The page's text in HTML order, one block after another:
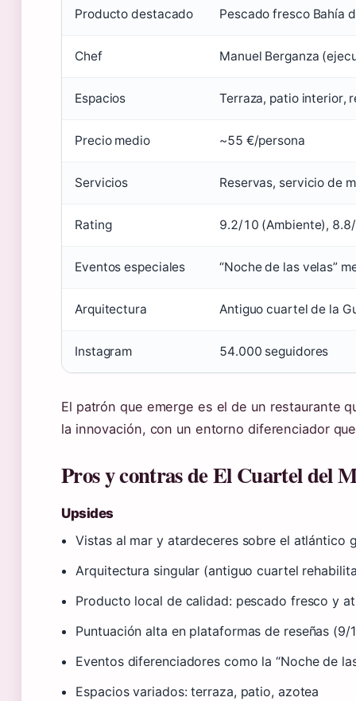
Producto destacado Pescado fresco Bahía
Chef Manuel Berganza
Espacios Terraza, patio interior,
Precio medio ~55 €/persona
Servicios Reservas, servicio de
Rating 9.2/10 (Ambiente),
Eventos especiales “Noche de las velas”
Arquitectura Antiguo cuartel de la
Instagram 54.000 seguidores
El patrón que emerge es el de un restaurante
la innovación, con un entorno diferenciador
Pros y contras de El Cuartel del
Upsides
Vistas al mar y atardeceres sobre el atlántico
Arquitectura singular (antiguo cuartel
Producto local de calidad: pescado fresco y
Puntuación alta en plataformas de reseñas (9/
Eventos diferenciadores como la “Noche de
Espacios variados: terraza, patio, azotea